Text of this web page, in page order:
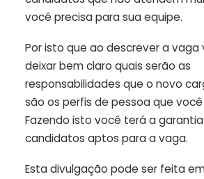
você precisa para sua equipe.
Por isto que ao descrever a vaga
deixar bem claro quais serão as
responsabilidades que o novo
são os perfis de pessoa que
Fazendo isto você terá a
candidatos aptos para a vaga.
Esta divulgação pode ser feita